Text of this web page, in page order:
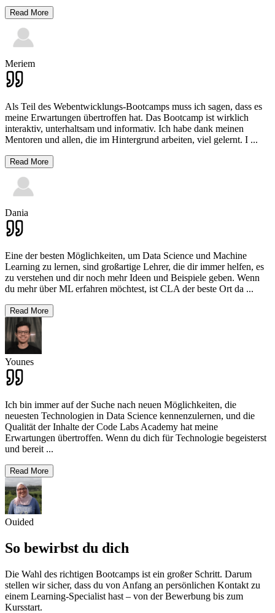
Read More
Meriem
Als Teil des Webentwicklungs-Bootcamps muss ich sagen, dass es
meine Erwartungen übertroffen hat. Das Bootcamp ist wirklich
interaktiv, unterhaltsam und informativ. Ich habe dank meinen
Mentoren und allen, die im Hintergrund arbeiten, viel gelernt. I ...
Read More
Dania
Eine der besten Möglichkeiten, um Data Science und Machine
Learning zu lernen, sind großartige Lehrer, die dir immer helfen, es
zu verstehen und dir noch mehr Ideen und Beispiele geben. Wenn
du mehr über ML erfahren möchtest, ist CLA der beste Ort da ...
Read More
Younes
Ich bin immer auf der Suche nach neuen Möglichkeiten, die
neuesten Technologien in Data Science kennenzulernen, und die
Qualität der Inhalte der Code Labs Academy hat meine
Erwartungen übertroffen. Wenn du dich für Technologie begeisterst
und bereit ...
Read More
Ouided
So bewirbst du dich
Die Wahl des richtigen Bootcamps ist ein großer Schritt. Darum
stellen wir sicher, dass du von Anfang an persönlichen Kontakt zu
einem Learning-Specialist hast – von der Bewerbung bis zum
Kursstart.